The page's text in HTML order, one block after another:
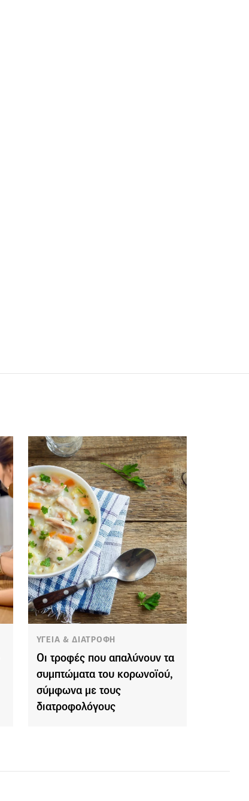
ΥΓΕΙΑ & ΔΙΑΤΡΟΦΗ
Οι τροφές που απαλύνουν τα
συμπτώματα του κορωνοϊού,
σύμφωνα με τους
διατροφολόγους